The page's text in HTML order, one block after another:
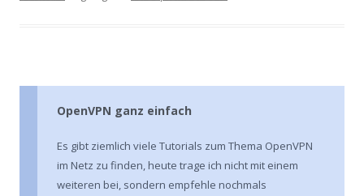
OpenVPN ganz einfach
Es gibt ziemlich viele Tutorials zum Thema OpenVPN
im Netz zu finden, heute trage ich nicht mit einem
weiteren bei, sondern empfehle nochmals